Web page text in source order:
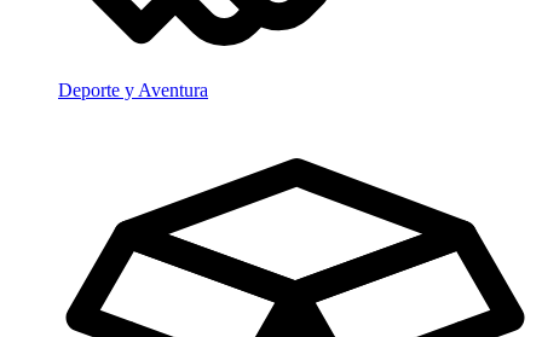
Deporte y Aventura